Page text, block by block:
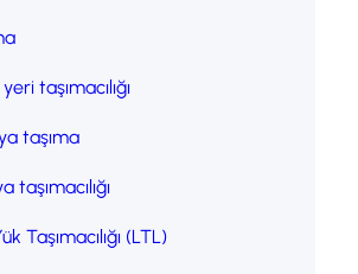
taşımacılığı
taşıma
taşımacılığı
Taşımacılığı (LTL)